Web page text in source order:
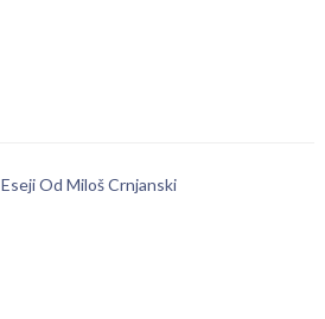
Eseji Od Miloš Crnjanski